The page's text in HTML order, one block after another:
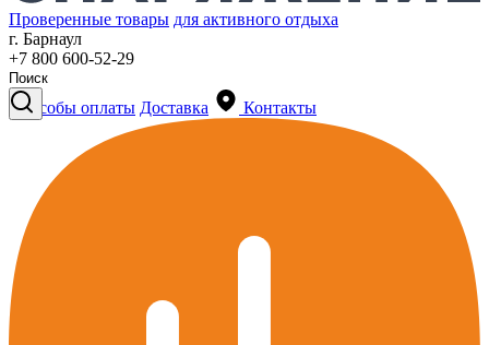
Проверенные товары для активного отдыха
г. Барнаул
+7 800 600-52-29
Способы оплаты Доставка Контакты